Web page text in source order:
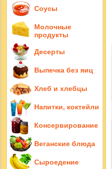
Соусы
Молочные
продукты
Десерты
Выпечка без яиц
Хлеб и хлебцы
Напитки, коктейли
Консервирование
Веганские блюда
Сыроедение